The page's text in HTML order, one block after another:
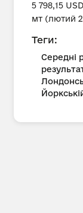
5 798,15
мт (лютий
Теги:
Середні